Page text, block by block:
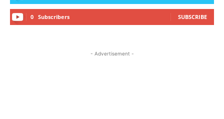
0 Subscribers SUBSCRIBE
- Advertisement -